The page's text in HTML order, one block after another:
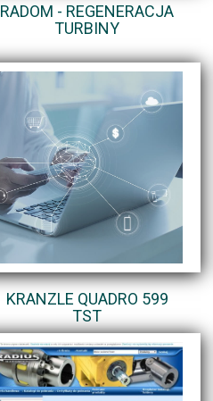
RADOM - REGENERACJA
TURBINY
KRANZLE QUADRO 599
TST